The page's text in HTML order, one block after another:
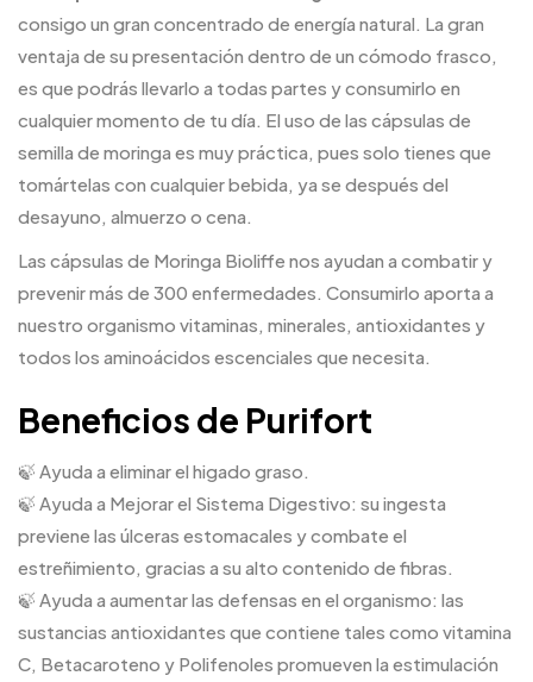
consigo un gran concentrado de energía natural. La gran
ventaja de su presentación dentro de un cómodo frasco,
es que podrás llevarlo a todas partes y consumirlo en
cualquier momento de tu día. El uso de las cápsulas de
semilla de moringa es muy práctica, pues solo tienes que
tomártelas con cualquier bebida, ya se después del
desayuno, almuerzo o cena.
Las cápsulas de Moringa Bioliffe nos ayudan a combatir y
prevenir más de 300 enfermedades. Consumirlo aporta a
nuestro organismo vitaminas, minerales, antioxidantes y
todos los aminoácidos escenciales que necesita.
Beneficios de Purifort
🍃 Ayuda a eliminar el higado graso.
🍃 Ayuda a Mejorar el Sistema Digestivo: su ingesta
previene las úlceras estomacales y combate el
estreñimiento, gracias a su alto contenido de fibras.
🍃 Ayuda a aumentar las defensas en el organismo: las
sustancias antioxidantes que contiene tales como vitamina
C, Betacaroteno y Polifenoles promueven la estimulación